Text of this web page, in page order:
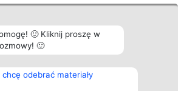
🙂 Kliknij proszę w
🙂
odebrać materiały
Plebiscyt
Laureaci
Kontakt
Kontakt